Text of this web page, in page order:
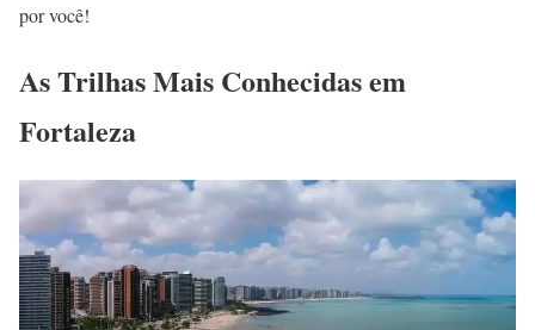
por você!
As Trilhas Mais Conhecidas em
Fortaleza